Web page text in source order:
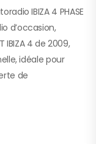
IBIZA 4 PHASE
d’occasion,
4 de 2009,
idéale pour
de